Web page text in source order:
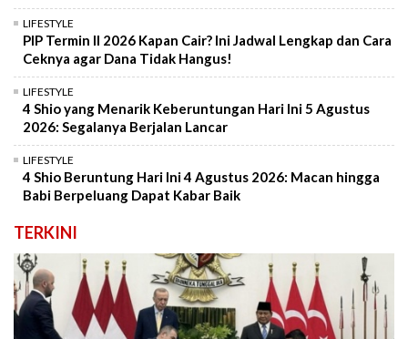
LIFESTYLE
PIP Termin II 2026 Kapan Cair? Ini Jadwal Lengkap dan Cara
Ceknya agar Dana Tidak Hangus!
LIFESTYLE
4 Shio yang Menarik Keberuntungan Hari Ini 5 Agustus
2026: Segalanya Berjalan Lancar
LIFESTYLE
4 Shio Beruntung Hari Ini 4 Agustus 2026: Macan hingga
Babi Berpeluang Dapat Kabar Baik
TERKINI